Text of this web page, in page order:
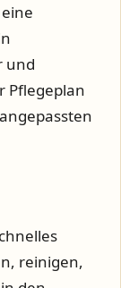
und
Pflegeplan
reinigen,